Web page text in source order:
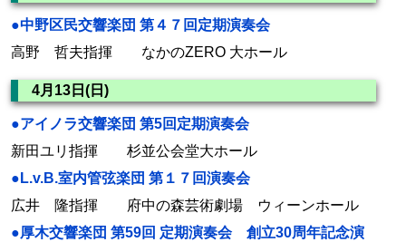
●中野区民交響楽団 第４７回定期演奏会
高野 哲夫指揮 なかのZERO 大ホール
4月13日(日)
●アイノラ交響楽団 第5回定期演奏会
新田ユリ指揮 杉並公会堂大ホール
●L.v.B.室内管弦楽団 第１７回演奏会
広井 隆指揮 府中の森芸術劇場 ウィーンホール
●厚木交響楽団 第59回 定期演奏会 創立30周年記念演